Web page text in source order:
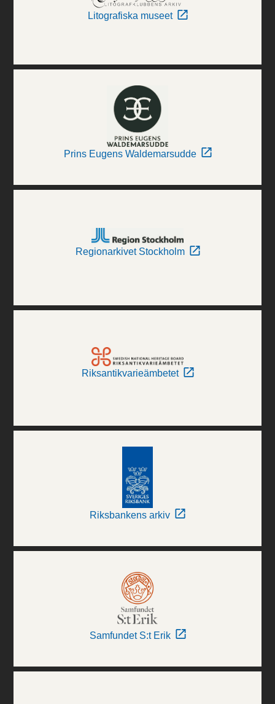
Litografiska museet
Prins Eugens Waldemarsudde
Regionarkivet Stockholm
Riksantikvarieämbetet
Riksbankens arkiv
Samfundet S:t Erik